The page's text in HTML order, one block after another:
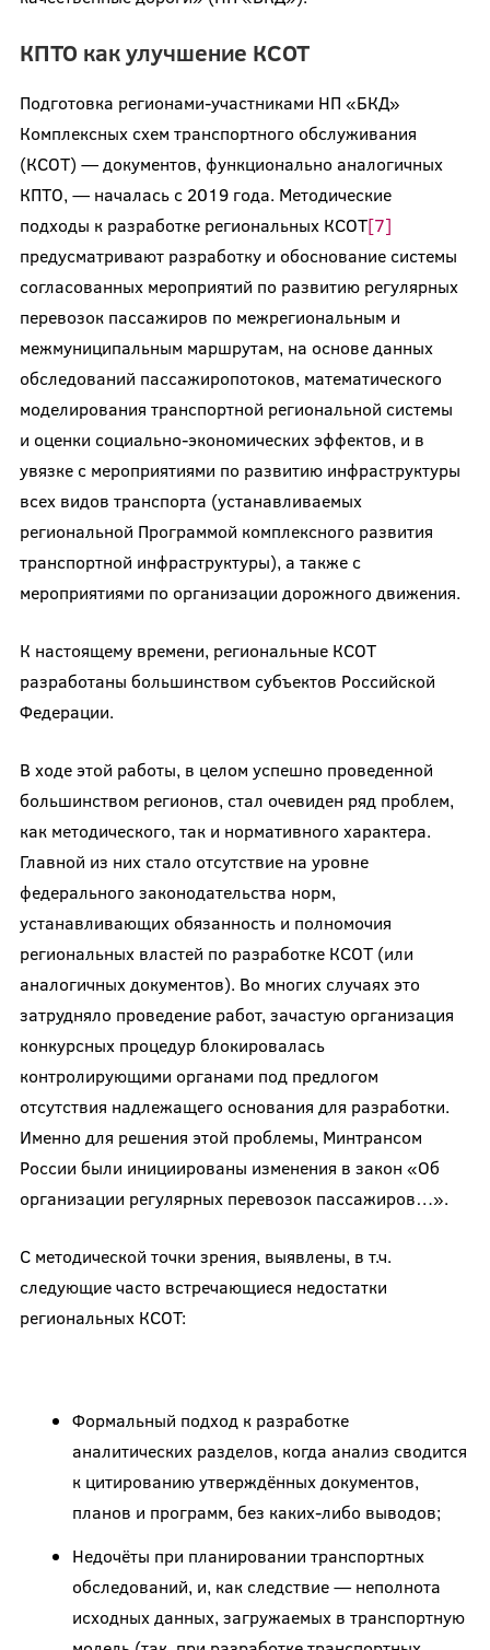
КПТО как улучшение КСОТ
Подготовка регионами-участниками НП «БКД»
Комплексных схем транспортного обслуживания
(КСОТ) — документов, функционально аналогичных
КПТО, — началась с 2019 года. Методические
подходы к разработке региональных КСОТ[7]
предусматривают разработку и обоснование системы
согласованных мероприятий по развитию регулярных
перевозок пассажиров по межрегиональным и
межмуниципальным маршрутам, на основе данных
обследований пассажиропотоков, математического
моделирования транспортной региональной системы
и оценки социально-экономических эффектов, и в
увязке с мероприятиями по развитию инфраструктуры
всех видов транспорта (устанавливаемых
региональной Программой комплексного развития
транспортной инфраструктуры), а также с
мероприятиями по организации дорожного движения.
К настоящему времени, региональные КСОТ
разработаны большинством субъектов Российской
Федерации.
В ходе этой работы, в целом успешно проведенной
большинством регионов, стал очевиден ряд проблем,
как методического, так и нормативного характера.
Главной из них стало отсутствие на уровне
федерального законодательства норм,
устанавливающих обязанность и полномочия
региональных властей по разработке КСОТ (или
аналогичных документов). Во многих случаях это
затрудняло проведение работ, зачастую организация
конкурсных процедур блокировалась
контролирующими органами под предлогом
отсутствия надлежащего основания для разработки.
Именно для решения этой проблемы, Минтрансом
России были инициированы изменения в закон «Об
организации регулярных перевозок пассажиров…».
С методической точки зрения, выявлены, в т.ч.
следующие часто встречающиеся недостатки
региональных КСОТ:
Формальный подход к разработке
аналитических разделов, когда анализ сводится
к цитированию утверждённых документов,
планов и программ, без каких-либо выводов;
Недочёты при планировании транспортных
обследований, и, как следствие — неполнота
исходных данных, загружаемых в транспортную